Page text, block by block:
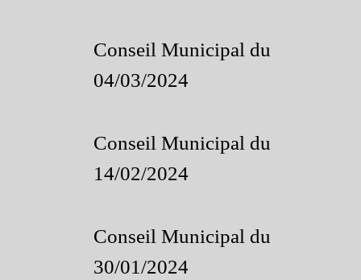
Conseil Municipal du
04/03/2024
Conseil Municipal du
14/02/2024
Conseil Municipal du
30/01/2024